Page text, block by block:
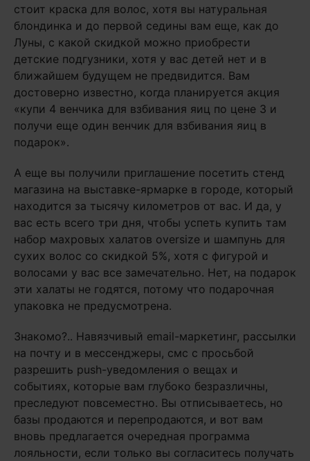
стоит краска для волос, хотя вы натуральная
блондинка и до первой седины вам еще, как до
Луны, с какой скидкой можно приобрести
детские подгузники, хотя у вас детей нет и в
ближайшем будущем не предвидится. Вам
достоверно известно, когда планируется акция
«купи 4 венчика для взбивания яиц по цене 3 и
получи еще один венчик для взбивания яиц в
подарок».
А еще вы получили приглашение посетить стенд
магазина на выставке-ярмарке в городе, который
находится за тысячу километров от вас. И да, у
вас есть всего три дня, чтобы успеть купить там
набор махровых халатов oversize и шампунь для
сухих волос со скидкой 5%, хотя с фигурой и
волосами у вас все замечательно. Нет, на подарок
эти халаты не годятся, потому что подарочная
упаковка не предусмотрена.
Знакомо?.. Навязчивый email-маркетинг, рассылки
на почту и в мессенджеры, смс с просьбой
разрешить push-уведомления о вещах и
событиях, которые вам глубоко безразличны,
преследуют повсеместно. Вы отписываетесь, но
базы продаются и перепродаются, и вот вам
вновь предлагается очередная программа
лояльности, если только вы согласитесь получать